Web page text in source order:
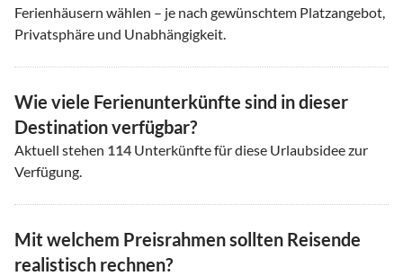
Ferienhäusern wählen – je nach gewünschtem Platzangebot,
Privatsphäre und Unabhängigkeit.
Wie viele Ferienunterkünfte sind in dieser
Destination verfügbar?
Aktuell stehen 114 Unterkünfte für diese Urlaubsidee zur
Verfügung.
Mit welchem Preisrahmen sollten Reisende
realistisch rechnen?